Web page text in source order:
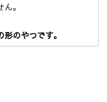
。
のやつです。